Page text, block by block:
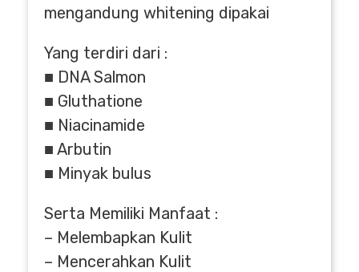
mengandung whitening dipakai
Yang terdiri dari :
■ DNA Salmon
■ Gluthatione
■ Niacinamide
■ Arbutin
■ Minyak bulus
Serta Memiliki Manfaat :
– Melembapkan Kulit
– Mencerahkan Kulit